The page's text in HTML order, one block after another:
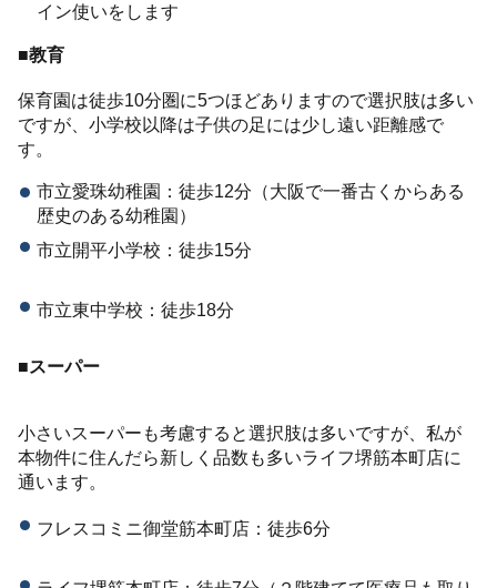
イン使いをします
■教育
保育園は徒歩10分圏に5つほどありますので選択肢は多い
ですが、小学校以降は子供の足には少し遠い距離感で
す。
市立愛珠幼稚園：徒歩12分（大阪で一番古くからある
歴史のある幼稚園）
市立開平小学校：徒歩15分
市立東中学校：徒歩18分
■スーパー
小さいスーパーも考慮すると選択肢は多いですが、私が
本物件に住んだら新しく品数も多いライフ堺筋本町店に
通います。
フレスコミニ御堂筋本町店：徒歩6分